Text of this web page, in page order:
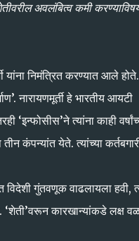
अवलंबित्व कमी
यांना निमंत्रित करण्यात आले होते.
नारायणमूर्ती हे भारतीय आयटी
‘इन्फोसीस’ने त्यांना काही
कंपन्यांत येते. त्यांच्या
विदेशी गुंतवणूक वाढलायला
कारखान्यांकडे लक्ष